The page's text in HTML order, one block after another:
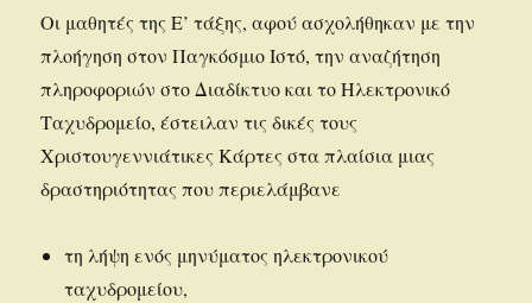
Οι μαθητές της Ε’ τάξης, αφού ασχολήθηκαν με την
πλοήγηση στον Παγκόσμιο Ιστό, την αναζήτηση
πληροφοριών στο Διαδίκτυο και το Ηλεκτρονικό
Ταχυδρομείο, έστειλαν τις δικές τους
Χριστουγεννιάτικες Κάρτες στα πλαίσια μιας
δραστηριότητας που περιελάμβανε
τη λήψη ενός μηνύματος ηλεκτρονικού
ταχυδρομείου,